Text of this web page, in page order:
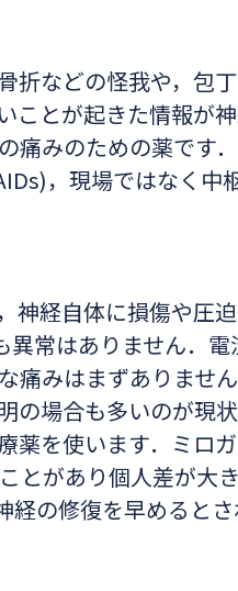
折などの怪我や，包
ことが起きた情報が
痛みのための薬です
，現場ではなく中
経自体に損傷や圧
常はありません．電
痛みはまずありませ
の場合も多いのが現
を使います．ミロ
とがあり個人差が大
の修復を早めるとさ